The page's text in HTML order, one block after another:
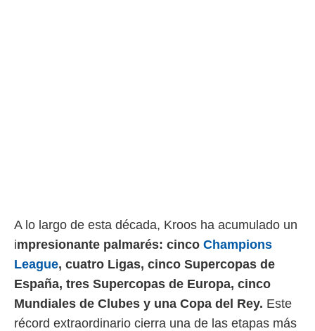
a través
de
de
de
uso de
con el
A lo largo de esta década, Kroos ha acumulado un
impresionante palmarés: cinco Champions
League, cuatro Ligas, cinco Supercopas de
España, tres Supercopas de Europa, cinco
Mundiales de Clubes y una Copa del Rey. Este
récord extraordinario cierra una de las etapas más